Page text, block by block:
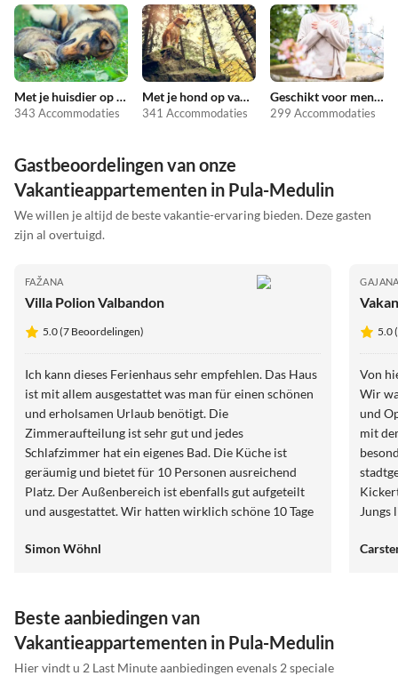
Met je huisdier op vakantie
343 Accommodaties
Met je hond op vakantie
341 Accommodaties
Geschikt voor mensen met allergieën
299 Accommodaties
Gastbeoordelingen van onze
Vakantieappartementen in Pula-Medulin
We willen je altijd de beste vakantie-ervaring bieden. Deze gasten
zijn al overtuigd.
FAŽANA
Villa Polion Valbandon
5.0 (7 Beoordelingen)
Ich kann dieses Ferienhaus sehr empfehlen. Das Haus
ist mit allem ausgestattet was man für einen schönen
und erholsamen Urlaub benötigt. Die
Zimmeraufteilung ist sehr gut und jedes
Schlafzimmer hat ein eigenes Bad. Die Küche ist
geräumig und bietet für 10 Personen ausreichend
Platz. Der Außenbereich ist ebenfalls gut aufgeteilt
und ausgestattet. Wir hatten wirklich schöne 10 Tage
Hausdame schnell und unkompliziert zur Seite.
Ivan und Stella. Danke für die schöne Zeit und macht
weiter so!
Simon Wöhnl
5.0
Von
Wir
und
mit
Jungs
Beste aanbiedingen van
Vakantieappartementen in Pula-Medulin
Hier vindt u 2 Last Minute aanbiedingen evenals 2 speciale